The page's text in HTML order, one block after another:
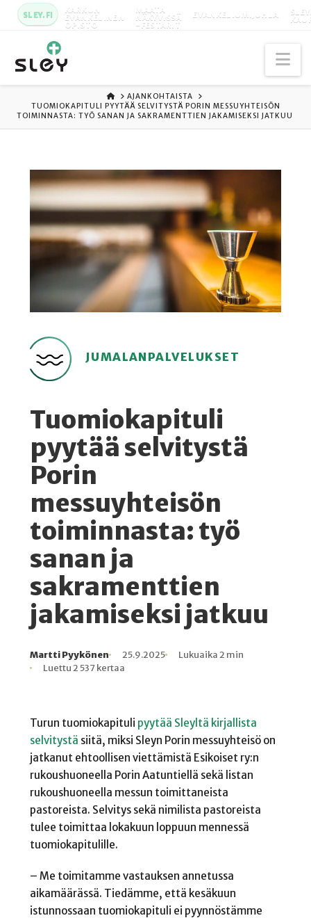
SLEY.FI KARKUN
EVANKELINEN
OPISTO
MAATA
NÄKYVISSÄ
-FESTARIT
EVANKELIUMIJUHLA
ETUSIVU
AJANKOHTAISTA
TUOMIOKAPITULI PYYTÄÄ SELVITYSTÄ PORIN MESSUYHTEISÖN
TOIMINNASTA: TYÖ SANAN JA SAKRAMENTTIEN JAKAMISEKSI JATKUU
JUMALANPALVELUKSET
Tuomiokapituli
pyytää selvitystä
Porin
messuyhteisön
toiminnasta: työ
sanan ja
sakramenttien
jakamiseksi jatkuu
Kirjoittaja
Martti Pyykönen
Julkaistu
25.9.2025
Lukuaika
Lukuaika 2 min
Lukukertoja
Luettu 2 537 kertaa
Turun tuomiokapituli pyytää Sleyltä kirjallista
selvitystä siitä, miksi Sleyn Porin messuyhteisö on
jatkanut ehtoollisen viettämistä Esikoiset ry:n
rukoushuoneella Porin Aatuntiellä sekä listan
rukoushuoneella messun toimittaneista
pastoreista. Selvitys sekä nimilista pastoreista
tulee toimittaa lokakuun loppuun mennessä
tuomiokapitulille.
– Me toimitamme vastauksen annetussa
aikamäärässä. Tiedämme, että kesäkuun
istunnossaan tuomiokapituli ei pyynnöstämme